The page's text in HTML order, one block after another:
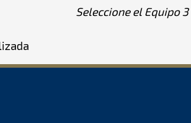
Seleccione el Equipo 3